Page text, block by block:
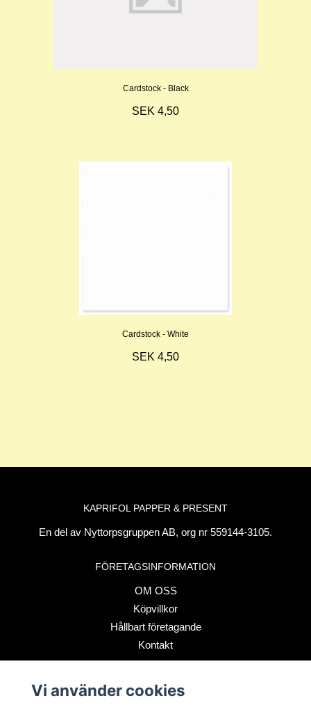
Cardstock - Black
SEK 4,50
Cardstock - White
SEK 4,50
KAPRIFOL PAPPER & PRESENT
En del av Nyttorpsgruppen AB, org nr 559144-3105.
FÖRETAGSINFORMATION
OM OSS
Köpvillkor
Hållbart företagande
Kontakt
BETALSÄTT
Vi använder cookies